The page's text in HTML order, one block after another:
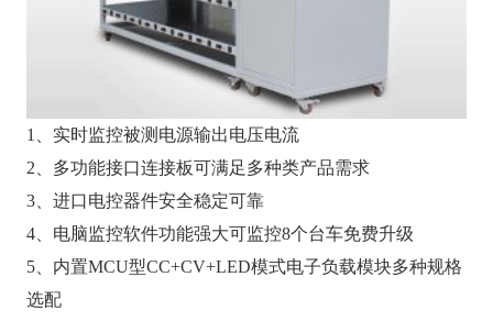
1、实时监控被测电源输出电压电流
2、多功能接口连接板可满足多种类产品需求
3、进口电控器件安全稳定可靠
4、电脑监控软件功能强大可监控8个台车免费升级
5、内置MCU型CC+CV+LED模式电子负载模块多种规格
选配